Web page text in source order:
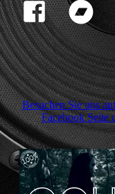
Besuchen Sie uns
Facebook Seite